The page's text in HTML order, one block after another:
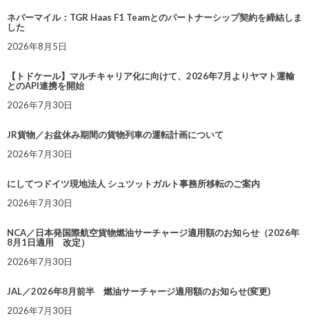
ネバーマイル：TGR Haas F1 Teamとのパートナーシップ契約を締結しま
した
2026年8月5日
【トドケール】マルチキャリア化に向けて、2026年7月よりヤマト運輸
とのAPI連携を開始
2026年7月30日
JR貨物／お盆休み期間の貨物列車の運転計画について
2026年7月30日
にしてつドイツ現地法人 シュツットガルト事務所移転のご案内
2026年7月30日
NCA／日本発国際航空貨物燃油サーチャージ適用額のお知らせ（2026年
8月1日適用 改定）
2026年7月30日
JAL／2026年8月前半 燃油サーチャージ適用額のお知らせ(変更)
2026年7月30日